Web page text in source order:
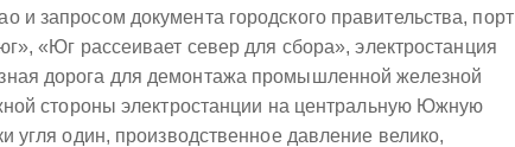
запросом документа городского правительства, порт
«Юг рассеивает север для сбора», электростанция
дорога для демонтажа промышленной железной
стороны электростанции на центральную Южную
угля один, производственное давление велико,